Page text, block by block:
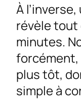
À
révèle tout
minutes.
forcément,
plus tôt,
simple à